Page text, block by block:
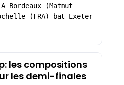
Bordeaux (Matmut
(FRA) bat Exeter
les compositions
les demi-finales